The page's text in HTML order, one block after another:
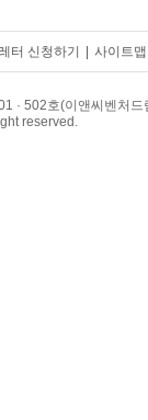
터 신청하기 사이트맵
· 502호(이앤씨벤처드
reserved.